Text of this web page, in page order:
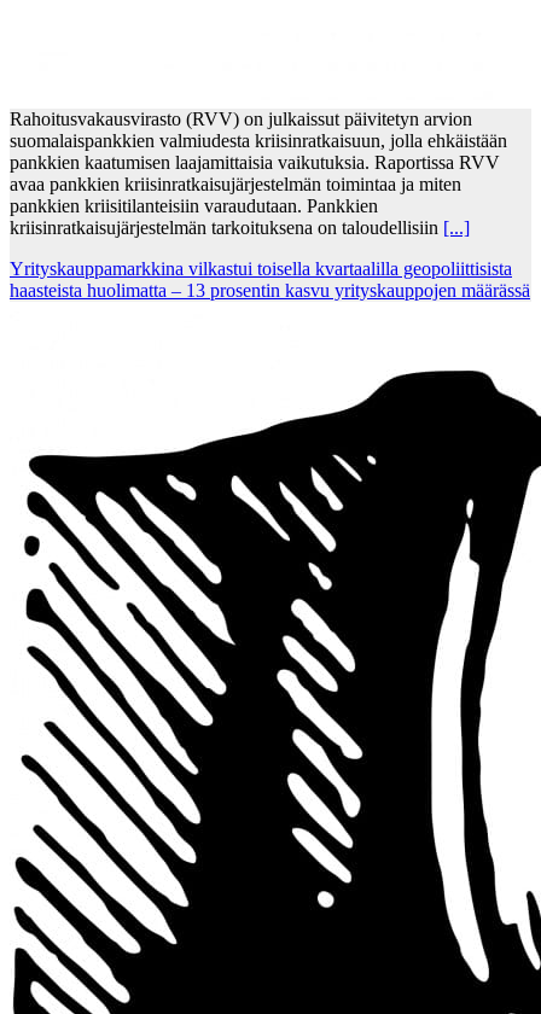
Rahoitusvakausvirasto (RVV) on julkaissut päivitetyn arvion
suomalaispankkien valmiudesta kriisinratkaisuun, jolla ehkäistään
pankkien kaatumisen laajamittaisia vaikutuksia. Raportissa RVV
avaa pankkien kriisinratkaisujärjestelmän toimintaa ja miten
pankkien kriisitilanteisiin varaudutaan. Pankkien
kriisinratkaisujärjestelmän tarkoituksena on taloudellisiin [...]
Yrityskauppamarkkina vilkastui toisella kvartaalilla geopoliittisista
haasteista huolimatta – 13 prosentin kasvu yrityskauppojen määrässä